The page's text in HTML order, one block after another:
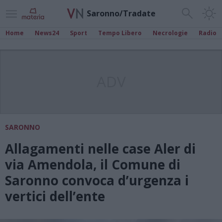
Saronno/Tradate
Home News24 Sport Tempo Libero Necrologie Radio
SARONNO
Allagamenti nelle case Aler di
via Amendola, il Comune di
Saronno convoca d’urgenza i
vertici dell’ente